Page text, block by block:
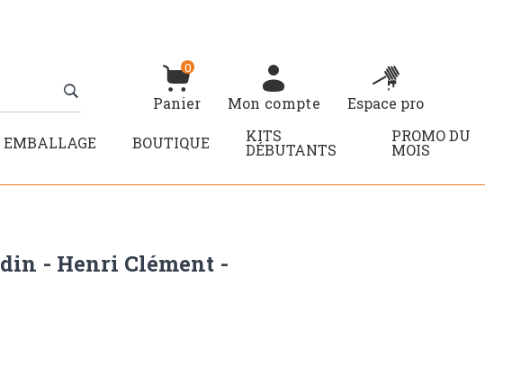
0
Panier Mon compte Espace pro
EMBALLAGE BOUTIQUE KITS
DÉBUTANTS
PROMO DU
MOIS
- Henri Clément -